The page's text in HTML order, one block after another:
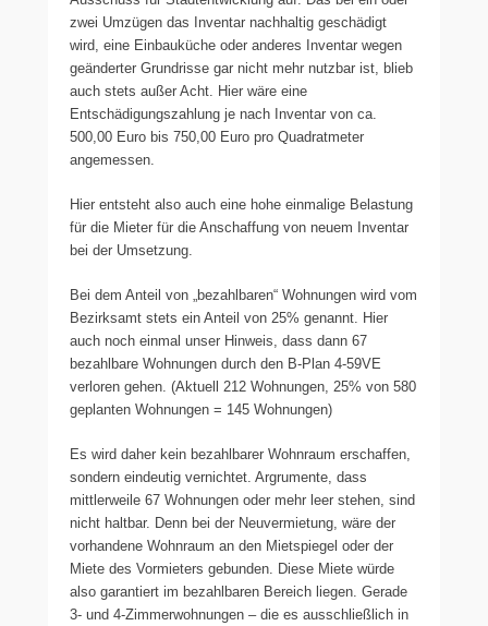
zwei Umzügen das Inventar nachhaltig geschädigt
wird, eine Einbauküche oder anderes Inventar wegen
geänderter Grundrisse gar nicht mehr nutzbar ist, blieb
auch stets außer Acht. Hier wäre eine
Entschädigungszahlung je nach Inventar von ca.
500,00 Euro bis 750,00 Euro pro Quadratmeter
angemessen.
Hier entsteht also auch eine hohe einmalige Belastung
für die Mieter für die Anschaffung von neuem Inventar
bei der Umsetzung.
Bei dem Anteil von „bezahlbaren“ Wohnungen wird vom
Bezirksamt stets ein Anteil von 25% genannt. Hier
auch noch einmal unser Hinweis, dass dann 67
bezahlbare Wohnungen durch den B-Plan 4-59VE
verloren gehen. (Aktuell 212 Wohnungen, 25% von 580
geplanten Wohnungen = 145 Wohnungen)
Es wird daher kein bezahlbarer Wohnraum erschaffen,
sondern eindeutig vernichtet. Argrumente, dass
mittlerweile 67 Wohnungen oder mehr leer stehen, sind
nicht haltbar. Denn bei der Neuvermietung, wäre der
vorhandene Wohnraum an den Mietspiegel oder der
Miete des Vormieters gebunden. Diese Miete würde
also garantiert im bezahlbaren Bereich liegen. Gerade
3- und 4-Zimmerwohnungen – die es ausschließlich in